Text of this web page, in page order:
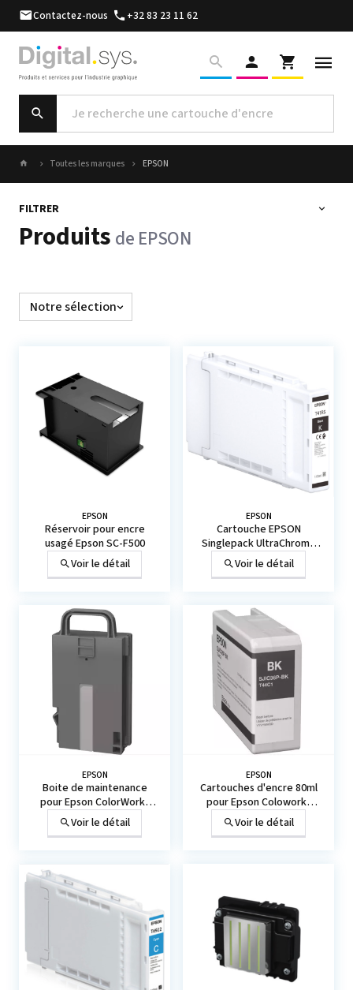
Contactez-nous +32 83 23 11 62
Toutes les marques EPSON
FILTRER
Produits de EPSON
Trier
EPSON
Réservoir pour encre
usagé Epson SC-F500
Voir le détail
EPSON
Cartouche EPSON
Singlepack UltraChrome
XD2
Voir le détail
EPSON
Boite de maintenance
pour Epson ColorWorks
C6000 C6500
Voir le détail
EPSON
Cartouches d'encre 80ml
pour Epson Coloworks
C6000 C6500
Voir le détail